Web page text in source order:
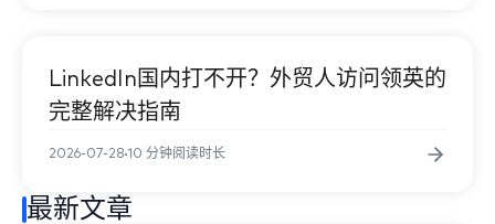
AWS/GCP/
访问慢、打
企业与跨境
LinkedIn国内打不开？外贸人访问领英的
完整解决指南
2026-07-28 10 分钟阅读时长
最新文章